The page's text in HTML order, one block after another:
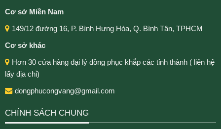
Cơ sở Miền Nam
149/12 đường 16, P. Bình Hưng Hòa, Q. Bình Tân, TPHCM
Cơ sở khác
Hơn 30 cửa hàng đại lý đồng phục khắp các tỉnh thành ( liên hệ
lấy địa chỉ)
dongphucongvang@gmail.com
CHÍNH SÁCH CHUNG